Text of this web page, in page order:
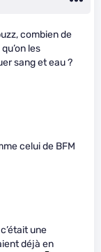
combien de
les
sang et eau ?
celui de BFM
une
déjà en